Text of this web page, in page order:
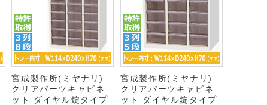
宮成製作所(ミヤナリ)
クリアパーツキャビネ
ット ダイヤル錠タイプ
宮成製作所(ミヤナリ)
クリアパーツキャビネ
ット ダイヤル錠タイプ